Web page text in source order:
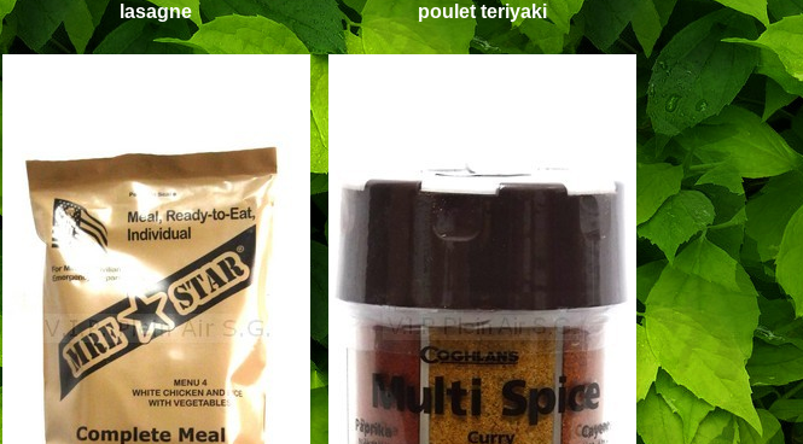
lasagne poulet teriyaki